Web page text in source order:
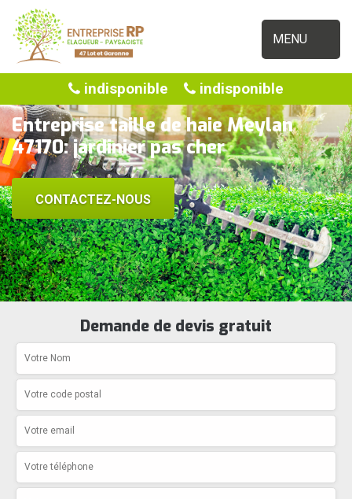
MENU
indisponible indisponible
Entreprise taille de haie Meylan
47170: jardinier pas cher
CONTACTEZ-NOUS
Demande de devis gratuit